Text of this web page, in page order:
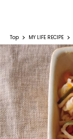
Top MY LIFE RECIPE